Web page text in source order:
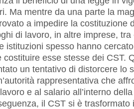
Ma mentre da una parte la
a impedire la costituzione
di lavoro, in altre imprese, tra
istituzioni spesso hanno
costituire esse stesse dei CST.
un tentativo di distorcere lo
rappresentativa che
e al salario all’interno
il CST si è trasformato